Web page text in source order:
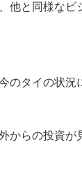
他と同様な
のタイの状
からの投資